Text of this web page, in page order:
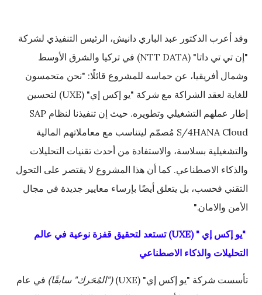
وقد أعرب الدكتور عبد الباري دانيش، الرئيس التنفيذي لشركة
"إن تي تي داتا" (NTT DATA) في تركيا والشرق الأوسط
وشمال أفريقيا، عن حماسه للمشروع قائلًا: "نحن متحمسون
للغاية لعقد الشراكة مع شركة "يو إكس إي" (UXE) لتحسين
إطار عملهم التشغيلي وتطويره. حيث إن تنفيذنا لنظام SAP
S/4HANA Cloud مُصمّم ليتناسب مع معاملاتهم المالية
والتشغيلية بسلاسة، والاستفادة من أحدث تقنيات التحليلات
والذكاء الاصطناعي. كما أن هذا المشروع لا يقتصر على التحول
التقني فحسب، بل يتعلق أيضًا بإرساء معايير جديدة في مجال
الأمن والامان."
"يو إكس إي " (UXE) تستعد لتحقيق قفزة نوعية في عالم
التحليلات والذكاء الاصطناعي
تأسست شركة "يو إكس إي" (UXE) ("المُحَرك" سابقًا) في عام